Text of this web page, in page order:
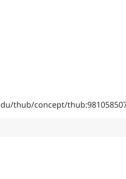
thub/concept/